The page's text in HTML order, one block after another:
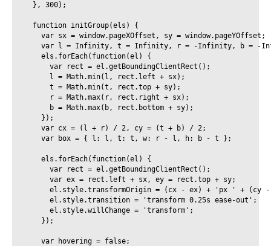
  }, 300);
  function initGroup(els) {
    var sx = window.pageXOffset, sy = window.pageYOffset;
var l = Infinity, t = Infinity, r = -Infinity, b = -
    els.forEach(function(el) {
      var rect = el.getBoundingClientRect();
      l = Math.min(l, rect.left + sx);
      t = Math.min(t, rect.top + sy);
      r = Math.max(r, rect.right + sx);
      b = Math.max(b, rect.bottom + sy);
    });
    var cx = (l + r) / 2, cy = (t + b) / 2;
    var box = { l: l, t: t, w: r - l, h: b - t };
    els.forEach(function(el) {
      var rect = el.getBoundingClientRect();
      var ex = rect.left + sx, ey = rect.top + sy;
el.style.transformOrigin = (cx - ex) + 'px ' + (cy
      el.style.transition = 'transform 0.25s ease-out';
      el.style.willChange = 'transform';
    });
    var hovering = false;
ХОТИТЕ САЙТ?